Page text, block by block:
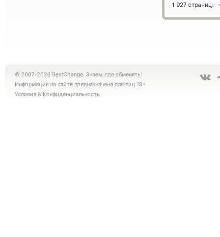
1 927 страниц:
© 2007-2026 BestChange. Знаем, где обменять!
Информация на сайте предназначена для лиц 18+
Условия & Конфиденциальность